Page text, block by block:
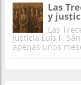
Las
y
Las
justicia Luis F.
apenas unos